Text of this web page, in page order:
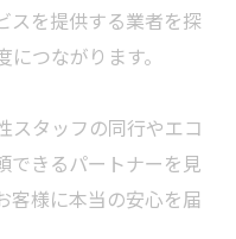
スを提供する業者を探
つながります。
スタッフの同行やエコ
できるパートナーを見
客様に本当の安心を届